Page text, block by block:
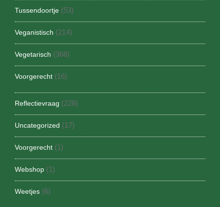
Tussendoortje (53)
Veganistisch (214)
Vegetarisch (368)
Voorgerecht (16)
Reflectievraag (228)
Uncategorized (17)
Voorgerecht (1)
Webshop (1)
Weetjes (6)